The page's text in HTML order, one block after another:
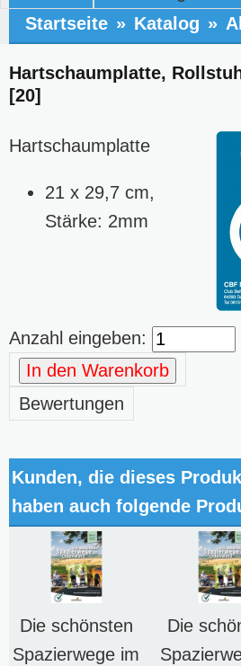
Startseite » Katalog »
Hartschaumplatte,
[20]
Hartschaumplatte
21 x 29,7 cm,
Stärke: 2mm
Anzahl eingeben:
In den Warenkorb
Bewertungen
Kunden, die dieses
haben auch folgende
Die schönsten
Spazierwege im
Die